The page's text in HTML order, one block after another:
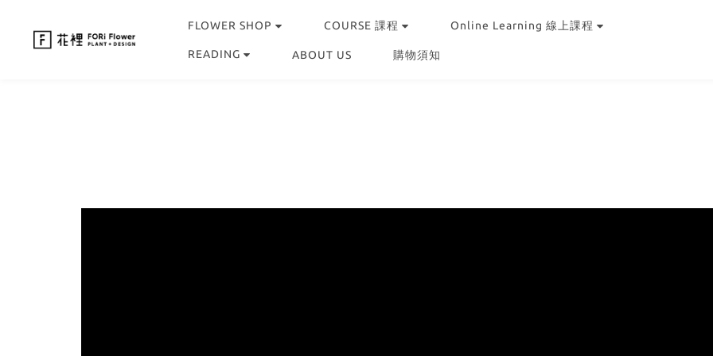
FLOWER SHOP COURSE 課程 Online Learning 線上課程
READING ABOUT US 購物須知